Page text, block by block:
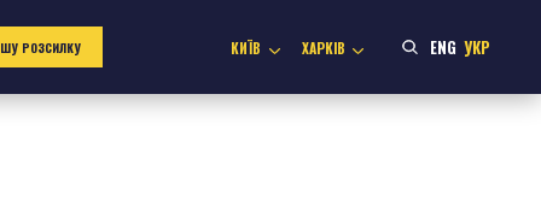
РОЗСИЛКУ КИЇВ ХАРКІВ ENG УКР